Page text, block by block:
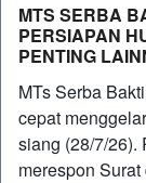
MTS SERBA
PERSIAPAN
PENTING
MTs Serba
cepat
siang (28/7/26).
merespon